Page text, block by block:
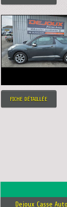
FICHE DÉTAILLÉE
Dejoux Casse